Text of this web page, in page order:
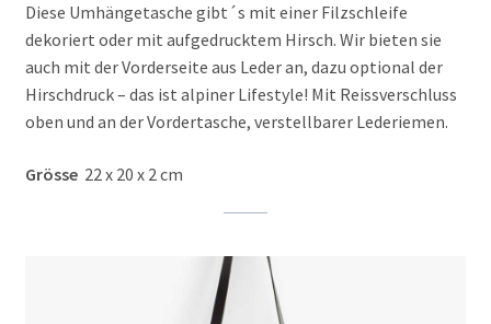
Zell.Stoff – Infos
Canvas – Infos
Diese Umhängetasche gibt´s mit einer Filzschleife
dekoriert oder mit aufgedrucktem Hirsch. Wir bieten sie
auch mit der Vorderseite aus Leder an, dazu optional der
Hirschdruck – das ist alpiner Lifestyle! Mit Reissverschluss
oben und an der Vordertasche, verstellbarer Lederiemen.
Grösse22 x 20 x 2 cm